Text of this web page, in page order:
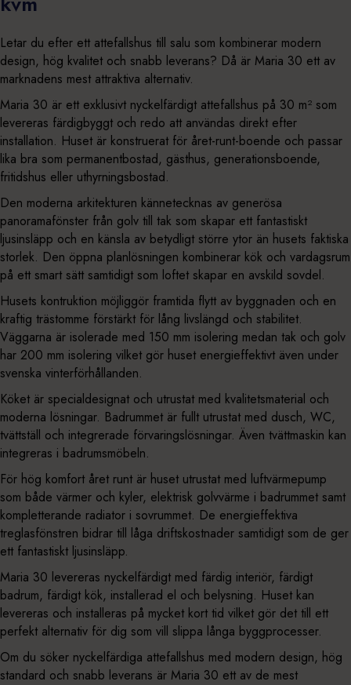
Letar du efter ett attefallshus till salu som kombinerar modern
design, hög kvalitet och snabb leverans? Då är Maria 30 ett av
marknadens mest attraktiva alternativ.
Maria 30 är ett exklusivt nyckelfärdigt attefallshus på 30 m² som
levereras färdigbyggt och redo att användas direkt efter
installation. Huset är konstruerat för året-runt-boende och passar
lika bra som permanentbostad, gästhus, generationsboende,
fritidshus eller uthyrningsbostad.
Den moderna arkitekturen kännetecknas av generösa
panoramafönster från golv till tak som skapar ett fantastiskt
ljusinsläpp och en känsla av betydligt större ytor än husets faktiska
storlek. Den öppna planlösningen kombinerar kök och vardagsrum
på ett smart sätt samtidigt som loftet skapar en avskild sovdel.
Husets kontruktion möjliggör framtida flytt av byggnaden och en
kraftig trästomme förstärkt för lång livslängd och stabilitet.
Väggarna är isolerade med 150 mm isolering medan tak och golv
har 200 mm isolering vilket gör huset energieffektivt även under
svenska vinterförhållanden.
Köket är specialdesignat och utrustat med kvalitetsmaterial och
moderna lösningar. Badrummet är fullt utrustat med dusch, WC,
tvättställ och integrerade förvaringslösningar. Även tvättmaskin kan
integreras i badrumsmöbeln.
För hög komfort året runt är huset utrustat med luftvärmepump
som både värmer och kyler, elektrisk golvvärme i badrummet samt
kompletterande radiator i sovrummet. De energieffektiva
treglasfönstren bidrar till låga driftskostnader samtidigt som de ger
ett fantastiskt ljusinsläpp.
Maria 30 levereras nyckelfärdigt med färdig interiör, färdigt
badrum, färdigt kök, installerad el och belysning. Huset kan
levereras och installeras på mycket kort tid vilket gör det till ett
perfekt alternativ för dig som vill slippa långa byggprocesser.
Om du söker nyckelfärdiga attefallshus med modern design, hög
standard och snabb leverans är Maria 30 ett av de mest